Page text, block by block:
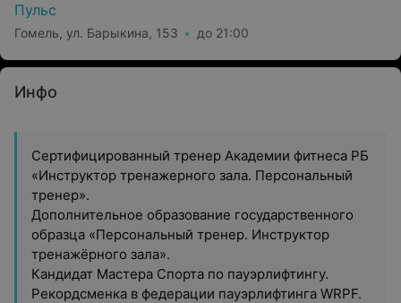
Пульс
Гомель, ул. Барыкина, 153 до 21:00
Инфо
Сертифицированный тренер Академии фитнеса РБ
«Инструктор тренажерного зала. Персональный
тренер».
Дополнительное образование государственного
образца «Персональный тренер. Инструктор
тренажёрного зала».
Кандидат Мастера Спорта по пауэрлифтингу.
Рекордсменка в федерации пауэрлифтинга WRPF.